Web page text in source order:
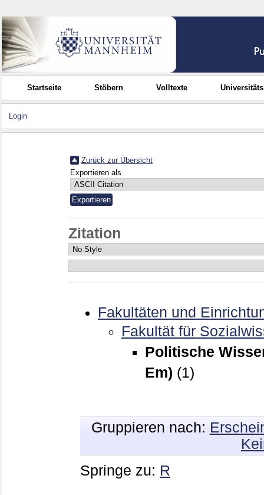
Startseite Stöbern Volltexte
Login
Zurück zur Übersicht
Exportieren als
Zitation
Fakultäten und
Fakultät für
Politische
Em) (1)
Gruppieren nach:
Springe zu: R